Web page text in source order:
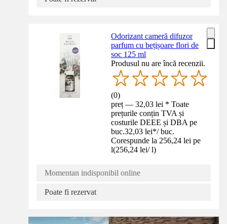
Odorizant cameră difuzor
parfum cu bețișoare flori de
soc 125 ml
Produsul nu are încă recenzii.
(0)
preț — 32,03 lei * Toate
prețurile conțin TVA și
costurile DEEE și DBA pe
buc.32,03 lei*/ buc.
Corespunde la 256,24 lei pe
l(256,24 lei/ l)
Momentan indisponibil online
Poate fi rezervat